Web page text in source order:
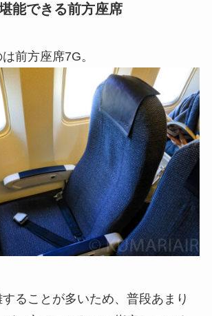
能できる前方座席
前方座席7G。
ることが多いため、普段あまり